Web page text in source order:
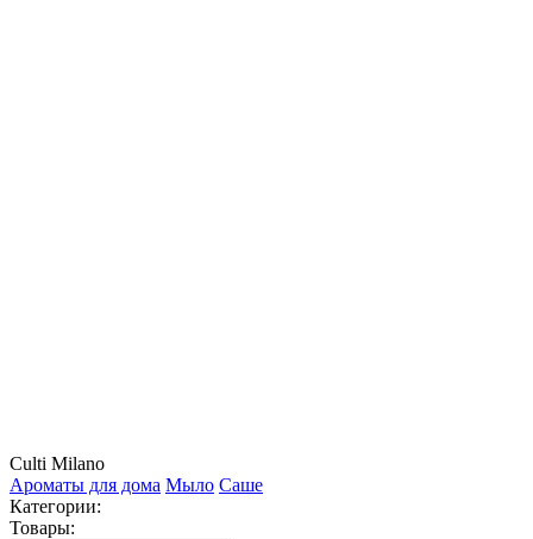
Culti Milano
Ароматы для дома Мыло Саше
Категории:
Товары: